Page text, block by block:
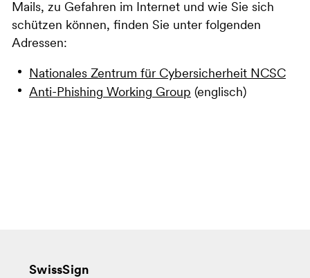
Mails, zu Gefahren im Internet und wie Sie sich
schützen können, finden Sie unter folgenden
Adressen:
Nationales Zentrum für Cybersicherheit NCSC
Anti-Phishing Working Group (englisch)
SwissSign